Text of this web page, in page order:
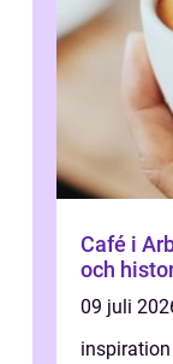
Café i
och
09 juli
inspiration